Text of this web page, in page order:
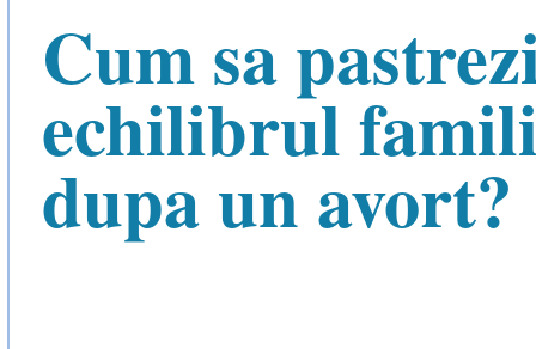
Cum sa
echilibrul
dupa un avort?